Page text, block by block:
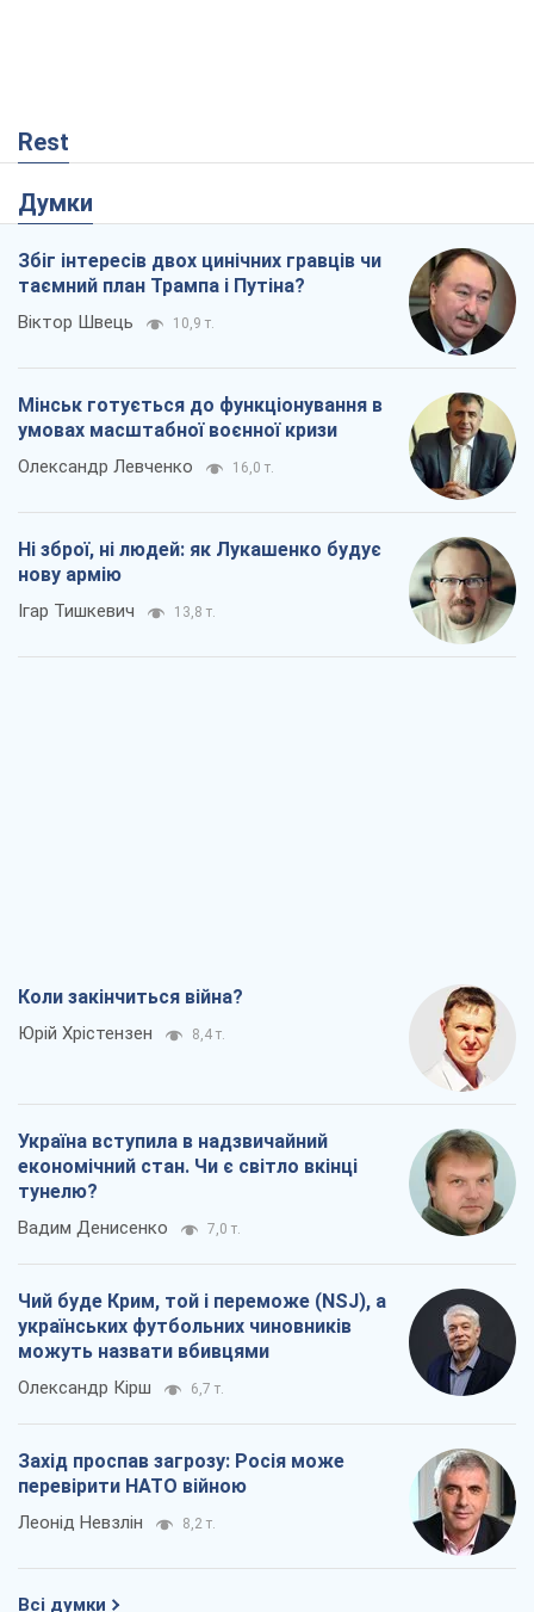
Rest
Думки
Збіг інтересів двох цинічних гравців чи
таємний план Трампа і Путіна?
Віктор Швець 10,9 т.
Мінськ готується до функціонування в
умовах масштабної воєнної кризи
Олександр Левченко 16,0 т.
Ні зброї, ні людей: як Лукашенко будує
нову армію
Ігар Тишкевич 13,8 т.
Коли закінчиться війна?
Юрій Хрістензен 8,4 т.
Україна вступила в надзвичайний
економічний стан. Чи є світло вкінці
тунелю?
Вадим Денисенко 7,0 т.
Чий буде Крим, той і переможе (NSJ), а
українських футбольних чиновників
можуть назвати вбивцями
Олександр Кірш 6,7 т.
Захід проспав загрозу: Росія може
перевірити НАТО війною
Леонід Невзлін 8,2 т.
Всі думки